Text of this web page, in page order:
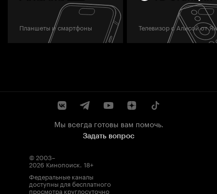
Планшеты и смартфоны Телевизор с Алисой от
Мы всегда готовы вам помочь.
Задать вопрос
© 2003–
2026 Кинопоиск. 18+
Федеральные каналы
доступны для бесплатного
просмотра круглосуточно